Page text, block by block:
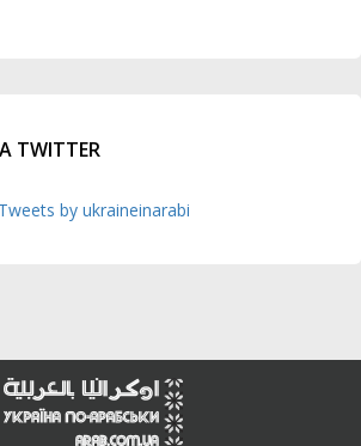
Tweets by ukraineinarabi